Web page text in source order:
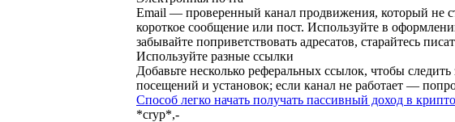
Email — проверенный канал продвижения, который не
короткое сообщение или пост. Используйте в
забывайте поприветствовать адресатов, старайтесь
Используйте разные ссылки
Добавьте несколько реферальных ссылок, чтобы
посещений и установок; если канал не работает —
Способ легко начать получать пассивный доход в
*cryp*,-